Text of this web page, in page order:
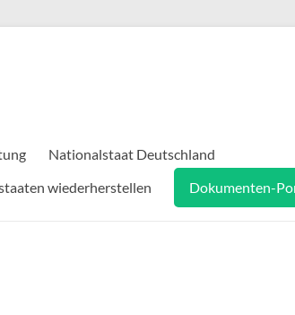
Nationalstaat Deutschland
wiederherstellen Dokumenten-